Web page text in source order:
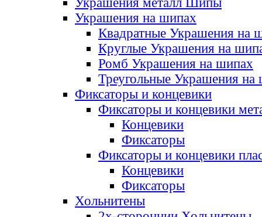
Украшения на шипах
Квадратные Украшения на
Круглые Украшения на
Ромб Украшения на шипах
Треугольные Украшения на
Фиксаторы и концевики
Фиксаторы и концевики
Концевики
Фиксаторы
Фиксаторы и концевики
Концевики
Фиксаторы
Хольнитены